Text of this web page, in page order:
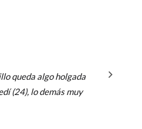
queda algo holgada
(24), lo demás muy